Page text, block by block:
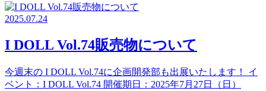
2025.07.24
I DOLL Vol.74販売物について
今週末の I DOLL Vol.74に企画開発部も出展いたします！ イ
ベント：I DOLL Vol.74 開催期日：2025年7月27日（日）